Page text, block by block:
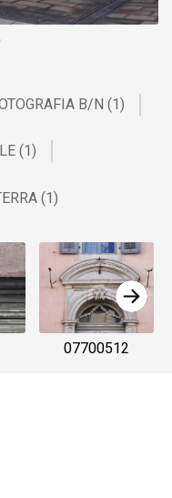
B/N (1)
(1)
(1)
07700512